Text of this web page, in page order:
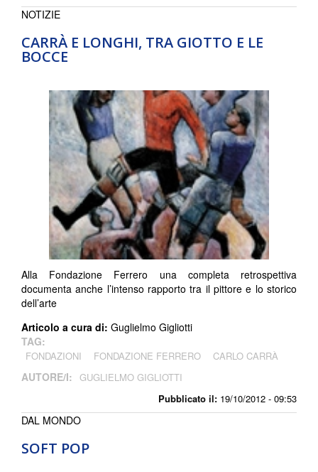
CARRÀ E LONGHI, TRA GIOTTO E LE
BOCCE
Pubblicato il: 19/10/2012 - 09:53
NOTIZIE
Alla Fondazione Ferrero una completa retrospettiva
documenta anche l’intenso rapporto tra il pittore e lo storico
dell’arte
Articolo a cura di: Guglielmo Gigliotti
TAG:
FONDAZIONI FONDAZIONE FERRERO CARLO CARRÀ
AUTORE/I: GUGLIELMO GIGLIOTTI
SOFT POP
DAL MONDO